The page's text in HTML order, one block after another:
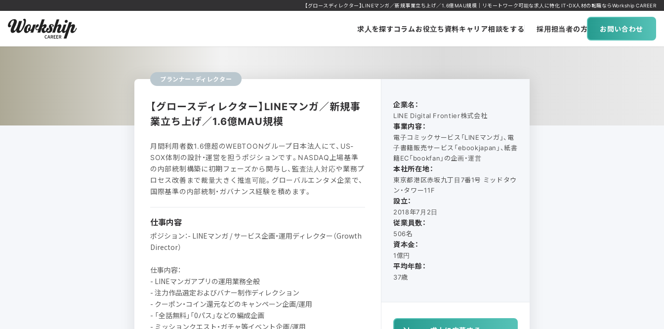
【グロースディレクター】LINEマンガ／新規事業立ち上げ／1.6億MAU規模｜リモートワーク可能な求人に特化 IT・DX人材の転職ならWorkship CAREER
求人を探すコラムお役立ち資料キャリア相談をする 採用担当者の方へ お問い合わせ
プランナー・ディレクター
【グロースディレクター】LINEマンガ／新規事
業立ち上げ／1.6億MAU規模
月間利用者数1.6億超のWEBTOONグループ日本法人にて、US-
SOX体制の設計・運営を担うポジションです。NASDAQ上場基準
の内部統制構築に初期フェーズから関与し、監査法人対応や業務プ
ロセス改善まで裁量大きく推進可能。グローバルエンタメ企業で、
国際基準の内部統制・ガバナンス経験を積めます。
仕事内容
ポジション：- LINEマンガ / サービス企画・運用ディレクター（Growth
Director）
仕事内容：
- LINEマンガアプリの運用業務全般
- 注力作品選定およびバナー制作ディレクション
- クーポン・コイン還元などのキャンペーン企画/運用
- 「全話無料」「0パス」などの編成企画
- ミッションクエスト・ガチャ等イベント企画/運用
企業名：
LINE Digital Frontier株式会社
事業内容：
電子コミックサービス「LINEマンガ」、電
子書籍販売サービス「ebookjapan」、紙書
籍EC「bookfan」の企画・運営
本社所在地：
東京都港区赤坂九丁目7番1号 ミッドタウ
ン・タワー11F
設立：
2018年7月2日
従業員数：
506名
資本金：
1億円
平均年齢：
37歳